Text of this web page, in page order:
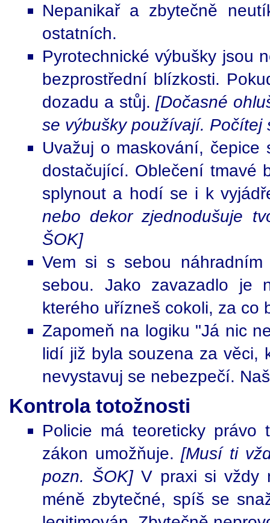
Nepanikař a zbytečně
ostatních.
Pyrotechnické výbušky jsou
bezprostřední blízkosti.
dozadu a stůj. [Dočasné
se výbušky používají. Počítej
Uvažuj o maskování,
dostačující. Oblečení tmavé
splynout a hodí se i k
nebo dekor zjednodušuje
ŠOK]
Vem si s sebou
sebou. Jako zavazadlo je
kterého uřízneš cokoli, za co
Zapomeň na logiku "Já nic
lidí již byla souzena za věci,
nevystavuj se nebezpečí.
Kontrola totožnosti
Policie má teoreticky
zákon umožňuje. [Musí ti
pozn. ŠOK]V praxi si vždy
méně zbytečné, spíš se